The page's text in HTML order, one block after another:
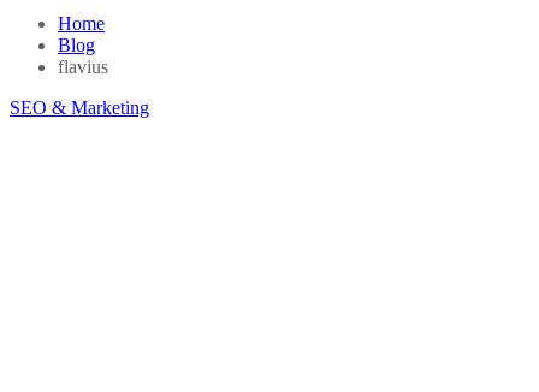
Home
Blog
flavius
SEO & Marketing